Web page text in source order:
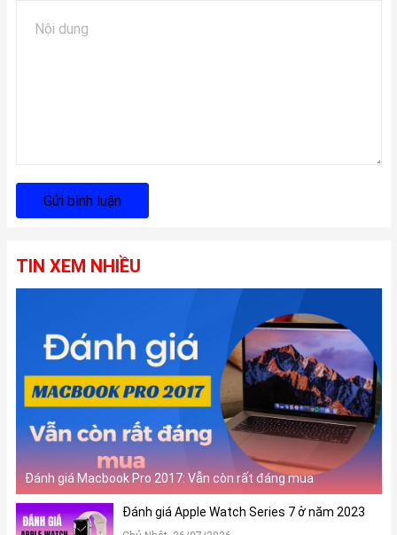
Gửi bình luận
TIN XEM NHIỀU
Đánh giá Macbook Pro 2017: Vẫn còn rất đáng mua
Đánh giá Apple Watch Series 7 ở năm 2023